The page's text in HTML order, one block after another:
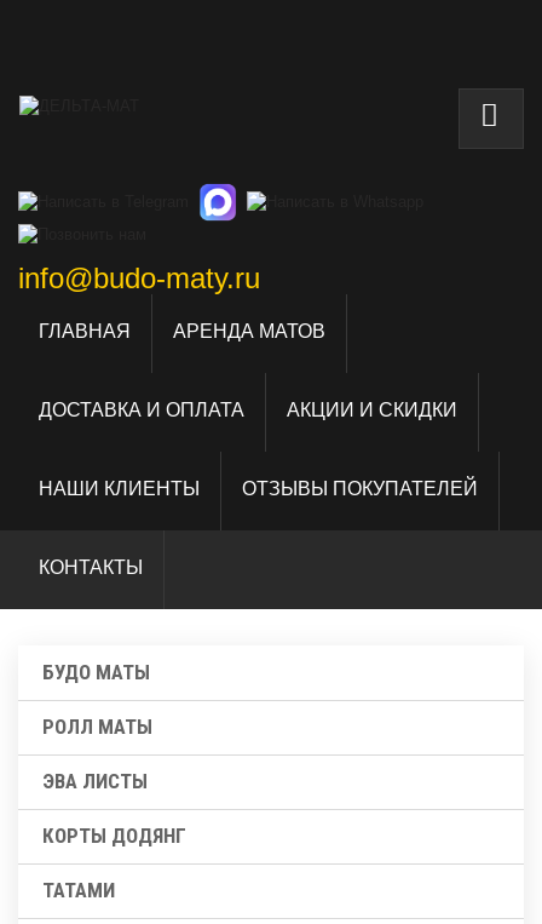
info@budo-maty.ru
ГЛАВНАЯ АРЕНДА МАТОВ
ДОСТАВКА И ОПЛАТА АКЦИИ И СКИДКИ
НАШИ КЛИЕНТЫ ОТЗЫВЫ ПОКУПАТЕЛЕЙ
КОНТАКТЫ
БУДО МАТЫ
РОЛЛ МАТЫ
ЭВА ЛИСТЫ
КОРТЫ ДОДЯНГ
ТАТАМИ